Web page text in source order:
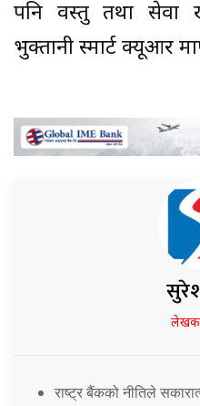
पनि वस्तु तथा सेवा
भुक्तानी स्मार्ट क्यूआर
राष्ट्र बैंकको नीतिले